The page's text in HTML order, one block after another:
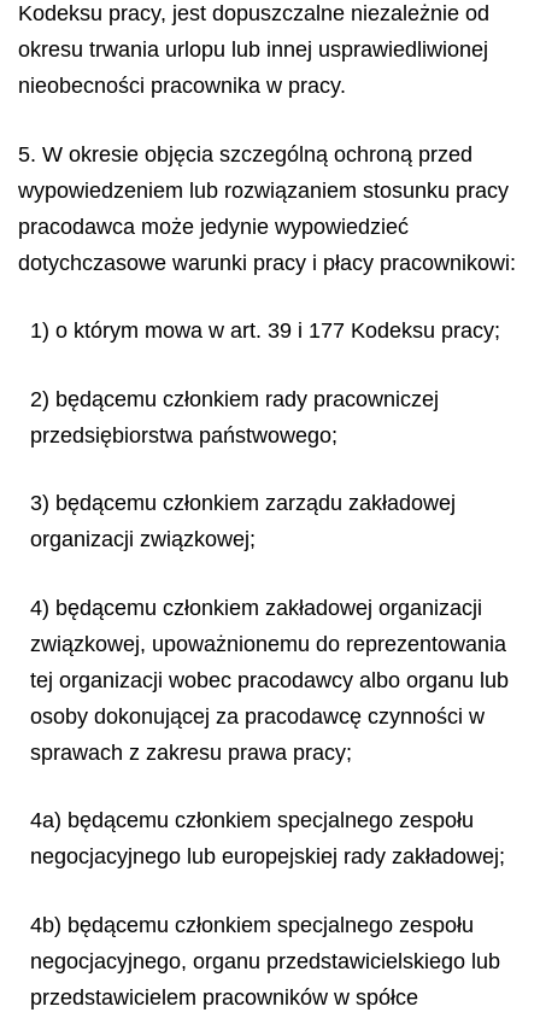
Kodeksu pracy, jest dopuszczalne niezależnie od
okresu trwania urlopu lub innej usprawiedliwionej
nieobecności pracownika w pracy.
5. W okresie objęcia szczególną ochroną przed
wypowiedzeniem lub rozwiązaniem stosunku pracy
pracodawca może jedynie wypowiedzieć
dotychczasowe warunki pracy i płacy pracownikowi:
1) o którym mowa w art. 39 i 177 Kodeksu pracy;
2) będącemu członkiem rady pracowniczej
przedsiębiorstwa państwowego;
3) będącemu członkiem zarządu zakładowej
organizacji związkowej;
4) będącemu członkiem zakładowej organizacji
związkowej, upoważnionemu do reprezentowania
tej organizacji wobec pracodawcy albo organu lub
osoby dokonującej za pracodawcę czynności w
sprawach z zakresu prawa pracy;
4a) będącemu członkiem specjalnego zespołu
negocjacyjnego lub europejskiej rady zakładowej;
4b) będącemu członkiem specjalnego zespołu
negocjacyjnego, organu przedstawicielskiego lub
przedstawicielem pracowników w spółce